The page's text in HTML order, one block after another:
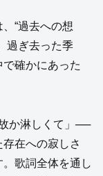
“過去への想
過ぎ去った季
確かにあった
か淋しくて」──
在への寂しさ
歌詞全体を通し